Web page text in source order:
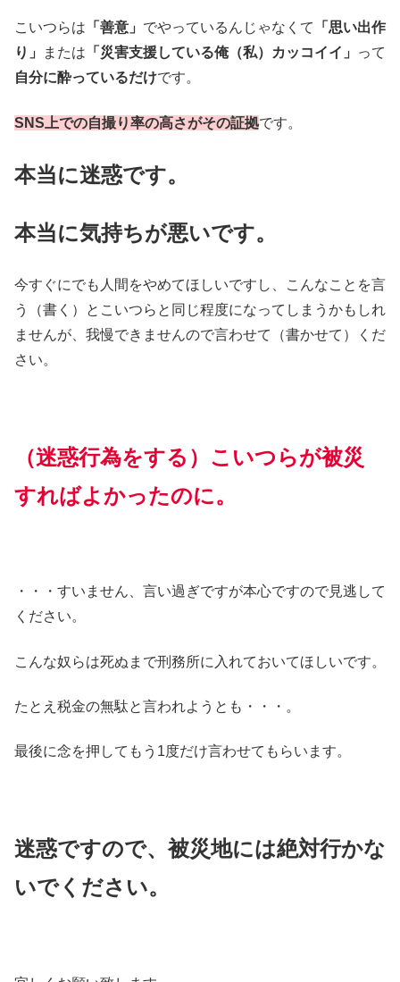
こいつらは 「善意」 でやっているんじゃなくて
「思い出作
り」
または 「災害支援している俺（私）カッコイイ」
って
自分に酔っているだけです。
SNS上での自撮り率の高さがその証拠です。
本当に迷惑です。
本当に気持ちが悪いです。
今すぐにでも人間をやめてほしいですし、こんなことを言
う（書く）とこいつらと同じ程度になってしまうかもしれ
ませんが、我慢できませんので言わせて（書かせて）くだ
さい。
（迷惑行為をする）こいつらが被災
すればよかったのに。
・・・すいません、言い過ぎですが本心ですので見逃して
ください。
こんな奴らは死ぬまで刑務所に入れておいてほしいです。
たとえ税金の無駄と言われようとも・・・。
最後に念を押してもう1度だけ言わせてもらいます。
迷惑ですので、被災地には絶対行かな
いでください。